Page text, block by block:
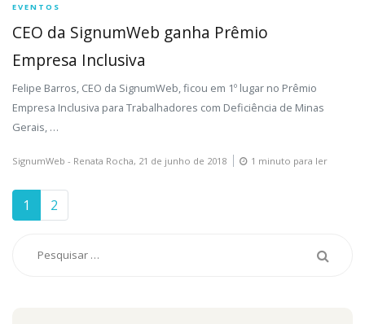
EVENTOS
CEO da SignumWeb ganha Prêmio
Empresa Inclusiva
Felipe Barros, CEO da SignumWeb, ficou em 1º lugar no Prêmio
Empresa Inclusiva para Trabalhadores com Deficiência de Minas
Gerais, …
SignumWeb - Renata Rocha, 21 de junho de 2018 1 minuto para ler
1 2